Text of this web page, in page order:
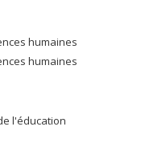
humaines
humaines
l'éducation